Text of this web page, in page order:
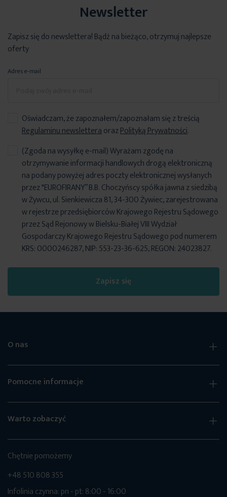
Newsletter
Zapisz się do newslettera! Bądź na bieżąco, otrzymuj najlepsze
oferty
Adres e-mail
Oświadczam, że zapoznałem/zapoznałam się z treścią
Regulaminu newsletteraorazPolityką Prywatności.
Zapisz się
(Zgoda na wysyłkę e-mail) Wyrażam zgodę na
otrzymywanie informacji handlowych drogą elektroniczną
na podany powyżej adres poczty elektronicznej wysłanych
przez "EUROFIRANY” B.B. Choczyńscy spółka jawna z siedzibą
w Żywcu, ul. Sienkiewicza 81, 34-300 Żywiec, zarejestrowana
w rejestrze przedsiębiorców Krajowego Rejestru Sądowego
przez Sąd Rejonowy w Bielsku-Białej VIII Wydział
Gospodarczy Krajowego Rejestru Sądowego pod numerem
KRS: 0000246287, NIP: 553-23-36-625, REGON: 24023827.
O nas
Pomocne informacje
Warto zobaczyć
Chętnie pomożemy
+48 510 808 355
Infolinia czynna: pn - pt: 8:00 - 16:00